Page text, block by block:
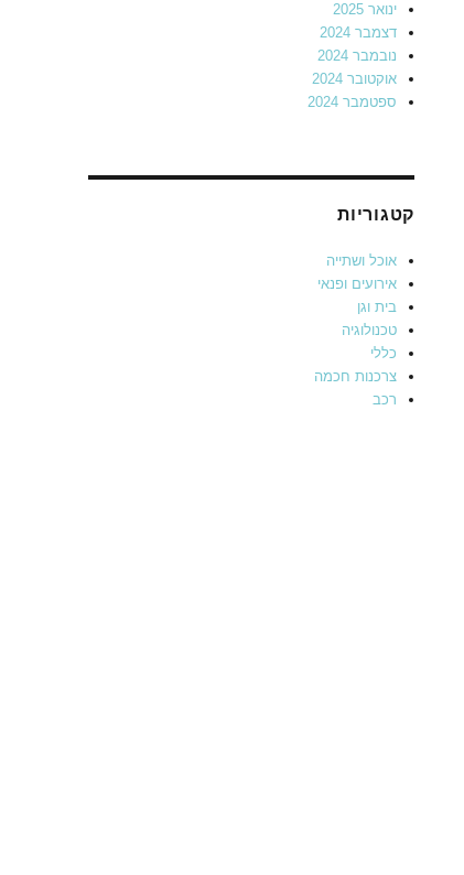
ינואר 2025
דצמבר 2024
נובמבר 2024
אוקטובר 2024
ספטמבר 2024
קטגוריות
אוכל ושתייה
אירועים ופנאי
בית וגן
טכנולוגיה
כללי
צרכנות חכמה
רכב